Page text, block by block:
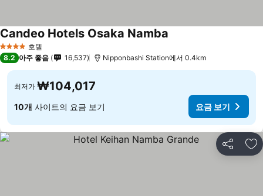
4 성급 호텔
Candeo Hotels Osaka Namba
8.2 아주 좋음 16,537 Nipponbashi Station에서 0.4km
최저가 ₩104,017
10개 사이트의 요금 보기 요금 보기
공유 즐